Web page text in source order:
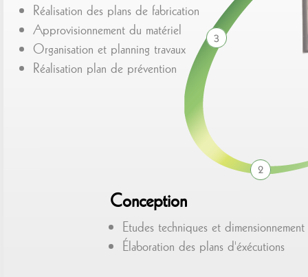
Conception
Etudes techniques et dimensionnement
Élaboration des plans d'éxécutions
Réalisation des plans de fabrication
Approvisionnement du matériel
Organisation et planning travaux
Réalisation plan de prévention